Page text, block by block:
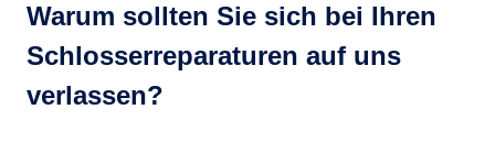
Warum sollten Sie sich bei Ihren
Schlosserreparaturen auf uns
verlassen?